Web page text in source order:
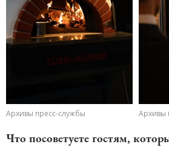
Архивы пресс-службы Архивы
Что посоветуете гостям,